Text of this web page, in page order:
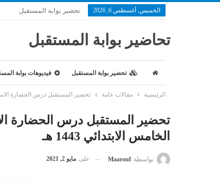
الخميس, أغسطس 6, 2026 تحضير بوابة المستقبل
تحاضير بوابة المستقبل
تحضير بوابة المستقبل فيديوهات بوابة
الرئيسية مقالات عامة تحضير المستقبل درس الحضارة
تحضير المستقبل درس الحضارة
الخامس الابتدائي 1443 هـ
بواسطة Maarouf على مايو 2, 2021